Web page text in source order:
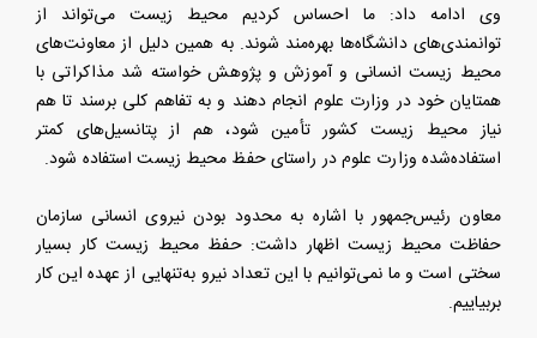
وی ادامه داد: ما احساس کردیم محیط زیست می‌تواند از
توانمندی‌های دانشگاه‌ها بهره‌مند شوند. به همین دلیل از معاونت‌های
محیط زیست انسانی و آموزش و پژوهش خواسته شد مذاکراتی با
همتایان خود در وزارت علوم انجام دهند و به تفاهم کلی برسند تا هم
نیاز محیط زیست کشور تأمین شود، هم از پتانسیل‌های کمتر
استفاده‌شده وزارت علوم در راستای حفظ محیط زیست استفاده شود.
معاون رئیس‌جمهور با اشاره به محدود بودن نیروی انسانی سازمان
حفاظت محیط زیست اظهار داشت: حفظ محیط زیست کار بسیار
سختی است و ما نمی‌توانیم با این تعداد نیرو به‌تنهایی از عهده این کار
بربیاییم.